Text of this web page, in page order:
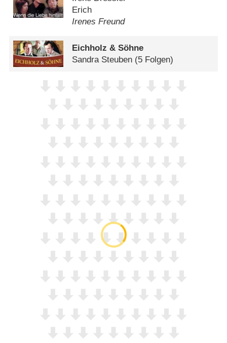
Erich
Irenes Freund
Eichholz & Söhne
Sandra Steuben (5 Folgen)